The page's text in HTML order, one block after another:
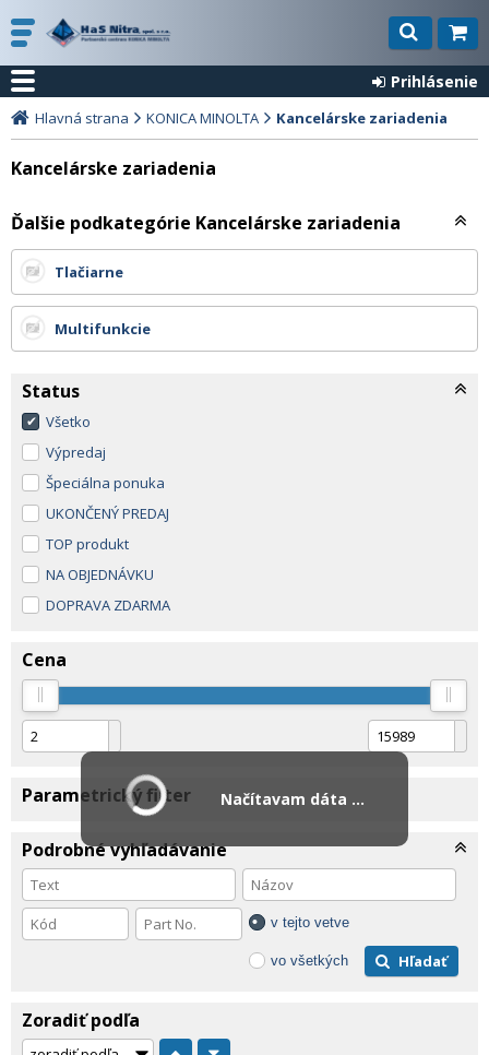
Prihlásenie
Hlavná strana KONICA MINOLTA Kancelárske zariadenia
Kancelárske zariadenia
Ďalšie podkategórie Kancelárske zariadenia
Tlačiarne
Multifunkcie
Status
Všetko
Výpredaj
Špeciálna ponuka
UKONČENÝ PREDAJ
TOP produkt
NA OBJEDNÁVKU
DOPRAVA ZDARMA
Cena
Parametrický filter
Podrobné vyhľadávanie
v tejto vetve
vo všetkých Hľadať
Zoradiť podľa
Načítavam dáta ...